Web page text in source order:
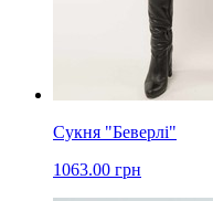
Сукня "Беверлі"
1063.00 грн